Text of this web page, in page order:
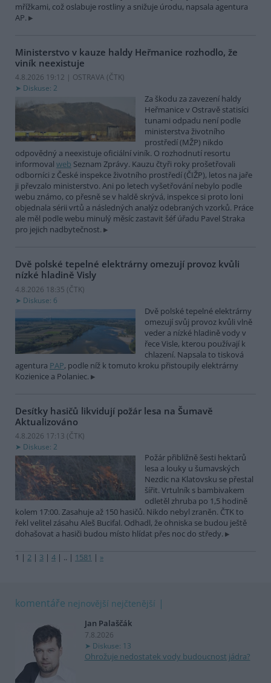
mřížkami, což oslabuje rostliny a snižuje úrodu, napsala agentura
AP.
Ministerstvo v kauze haldy Heřmanice rozhodlo, že
viník neexistuje
4.8.2026 19:12 | OSTRAVA (ČTK)
Diskuse: 2
Za škodu za zavezení haldy
Heřmanice v Ostravě statisíci
tunami odpadu není podle
ministerstva životního
prostředí (MŽP) nikdo
odpovědný a neexistuje oficiální viník. O rozhodnutí resortu
informoval web Seznam Zprávy. Kauzu čtyři roky prošetřovali
odborníci z České inspekce životního prostředí (ČIŽP), letos na jaře
ji převzalo ministerstvo. Ani po letech vyšetřování nebylo podle
webu známo, co přesně se v haldě skrývá, inspekce si proto loni
objednala sérii vrtů a následných analýz odebraných vzorků. Práce
ale měl podle webu minulý měsíc zastavit šéf úřadu Pavel Straka
pro jejich nadbytečnost.
Dvě polské tepelné elektrárny omezují provoz kvůli
nízké hladině Visly
4.8.2026 18:35 (ČTK)
Diskuse: 6
Dvě polské tepelné elektrárny
omezují svůj provoz kvůli vlně
veder a nízké hladině vody v
řece Visle, kterou používají k
chlazení. Napsala to tisková
agentura PAP, podle níž k tomuto kroku přistoupily elektrárny
Kozienice a Polaniec.
Desítky hasičů likvidují požár lesa na Šumavě
Aktualizováno
4.8.2026 17:13 (ČTK)
Diskuse: 2
Požár přibližně šesti hektarů
lesa a louky u šumavských
Nezdic na Klatovsku se přestal
šířit. Vrtulník s bambivakem
odletěl zhruba po 1,5 hodině
kolem 17:00. Zasahuje až 150 hasičů. Nikdo nebyl zraněn. ČTK to
řekl velitel zásahu Aleš Bucifal. Odhadl, že ohniska se budou ještě
dohašovat a hasiči budou místo hlídat přes noc do středy.
1 | 2 | 3 | 4 | .. | 1581 | »
komentáře nejnovější nejčtenější
Jan Palaščák
7.8.2026
Diskuse: 13
Ohrožuje nedostatek vody budoucnost jádra?